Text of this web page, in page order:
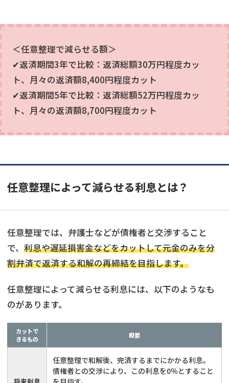
＜任意整理で減らせる額＞
✔返済期間3年で比較：返済総額30万円程度カッ
ト、月々の返済額8,400円程度カット
✔返済期間5年で比較：返済総額52万円程度カッ
ト、月々の返済額8,700円程度カット
任意整理によって減らせる利息とは？
任意整理では、弁護士などが債権者と交渉すること
で、 利息や遅延損害金などをカットして元金のみを分
割弁済で返済する和解の再締結を目指します。
任意整理によって減らせる利息には、以下のようなも
のがあります。
カットで
きるもの
概要
任意整理で和解後、完済するまでにかかる利息。
債権者との交渉により、この利息を0％とすること